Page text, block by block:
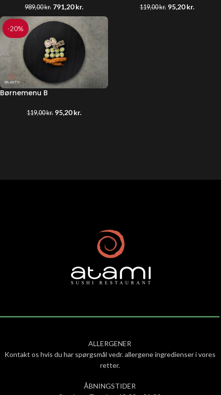
989,00kr. 791,20kr. 119,00kr. 95,20kr.
-20%
Børnemenu B
119,00kr. 95,20kr.
ALLERGENER
Kontakt os hvis du har spørgsmål vedr. allergene ingredienser i vores
retter.
ÅBNINGSTIDER